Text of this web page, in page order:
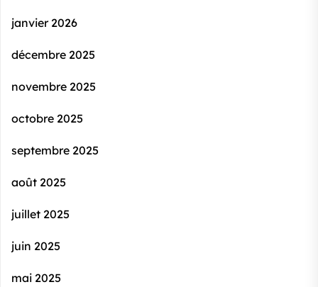
janvier 2026
décembre 2025
novembre 2025
octobre 2025
septembre 2025
août 2025
juillet 2025
juin 2025
mai 2025